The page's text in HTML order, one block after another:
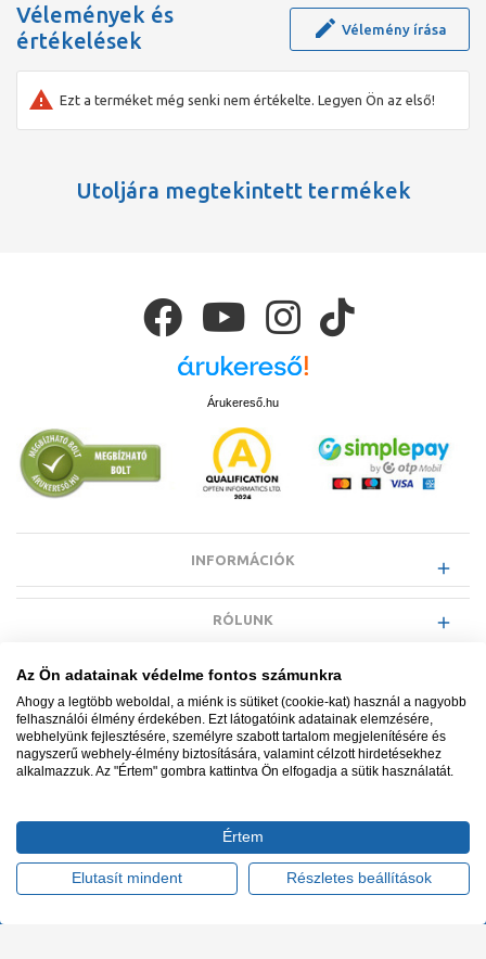
Vélemények és
értékelések
Vélemény írása
Ezt a terméket még senki nem értékelte. Legyen Ön az első!
Utoljára megtekintett termékek
Árukereső.hu
INFORMÁCIÓK
RÓLUNK
EGYÉB INFORMÁCIÓK
VÁSÁRLÓI INFORMÁCIÓK
Minden jog fenntartva. © Adatkezelés nyilvántartási száma NAIH-
Ügyfélszolgálat: +36 1 700 3500
Az Ön adatainak védelme fontos számunkra
Ahogy a legtöbb weboldal, a miénk is sütiket (cookie-kat) használ a nagyobb
felhasználói élmény érdekében. Ezt látogatóink adatainak elemzésére,
webhelyünk fejlesztésére, személyre szabott tartalom megjelenítésére és
nagyszerű webhely-élmény biztosítására, valamint célzott hirdetésekhez
alkalmazzuk. Az "Értem" gombra kattintva Ön elfogadja a sütik használatát.
Értem
Elutasít mindent Részletes beállítások